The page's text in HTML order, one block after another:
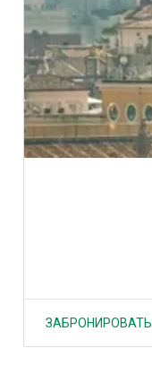
ЗАБРОНИРОВАТЬ